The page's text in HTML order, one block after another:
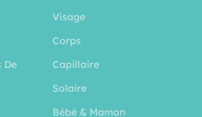
De
Visage
Corps
Capillaire
Solaire
Bébé & Maman